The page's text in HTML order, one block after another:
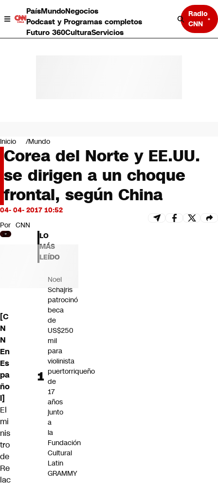
PaísMundoNegocios
Podcast y Programas completos
Futuro 360CulturaServicios
Radio
CNN
Negocios
Deportes
Programas completos
Cultura
Servicios
Bits
CNN tiempo
Futuro 360
Opinión
Inicio Mundo
Corea del Norte y EE.UU.
se dirigen a un choque
frontal, según China
04- 04- 2017 10:52
Por CNN
[C
N
N
En
Es
pa
ño
l]
El
mi
nis
tro
de
Re
lac
LO
MÁS
LEÍDO
Noel
Schajris
patrocinó
beca
de
US$250
mil
para
violinista
puertorriqueño
de
17
años
junto
a
la
Fundación
Cultural
Latin
GRAMMY